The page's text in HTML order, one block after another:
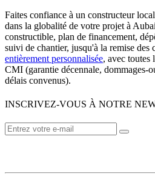
Faites confiance à un constructeur
dans la globalité de votre projet à
constructible, plan de financement,
suivi de chantier, jusqu'à la remise des
entièrement personnalisée, avec toutes
CMI (garantie décennale, dommages-
délais convenus).
INSCRIVEZ-VOUS À NOTRE